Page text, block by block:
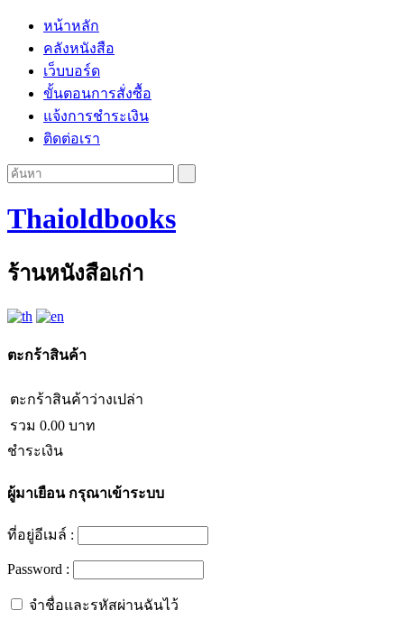
หน้าหลัก
คลังหนังสือ
เว็บบอร์ด
ขั้นตอนการสั่งซื้อ
แจ้งการชำระเงิน
ติดต่อเรา
Thaioldbooks
ร้านหนังสือเก่า
ตะกร้าสินค้า
ตะกร้าสินค้าว่างเปล่า
รวม 0.00 บาท
ชำระเงิน
ผู้มาเยือนกรุณาเข้าระบบ
ที่อยู่อีเมล์ :
Password :
จำชื่อและรหัสผ่านฉันไว้